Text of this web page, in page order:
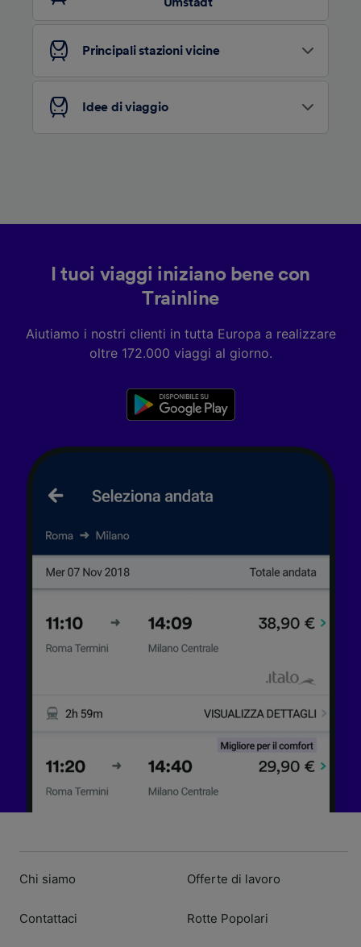
Principali stazioni vicine
Idee di viaggio
I tuoi viaggi iniziano bene con
Trainline
Aiutiamo i nostri clienti in tutta Europa a realizzare
oltre 172.000 viaggi al giorno.
Chi siamo
Contattaci
Offerte di lavoro
Rotte Popolari
pubblico, sviluppo di servizi.
Elenco dei partner (fornitori)